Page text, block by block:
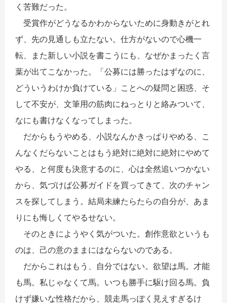
く苦難だった。
受賞作がどうなるかわからないために身動きがとれ
ず、先の見通しも立たない。仕方がないので心機一
転、また新しい小説を書こうにも、なぜかまったく言
葉が出てこなかった。「公募には勝ったはずなのに、
どういうわけか負けている」ことへの疑問と困惑、そ
して不安が、文筆用の筋肉にねっとりと絡みついて、
なにも書けなくなってしまった。
だからもうやめる、小説なんかきっぱりやめる、こ
んなくだらないことはもう絶対に絶対に絶対にやめて
やる、と何度も決意するのに、心は全然追いつかない
から、気づけば公募ガイドを買ってきて、次のチャン
スを探してしまう。結局未練たらたらの自分が、あま
りにも悔しくてやるせない。
そのときにようやく気がついた。創作意欲というも
のは、己の意のままにはならないのである。
だからこれはもう、自分ではない。欲望は馬。才能
も馬。私じゃなくて馬。いつも勝手に駆け回る馬。負
けず嫌いな性格だから、競走馬っぽく見えすぎるけ